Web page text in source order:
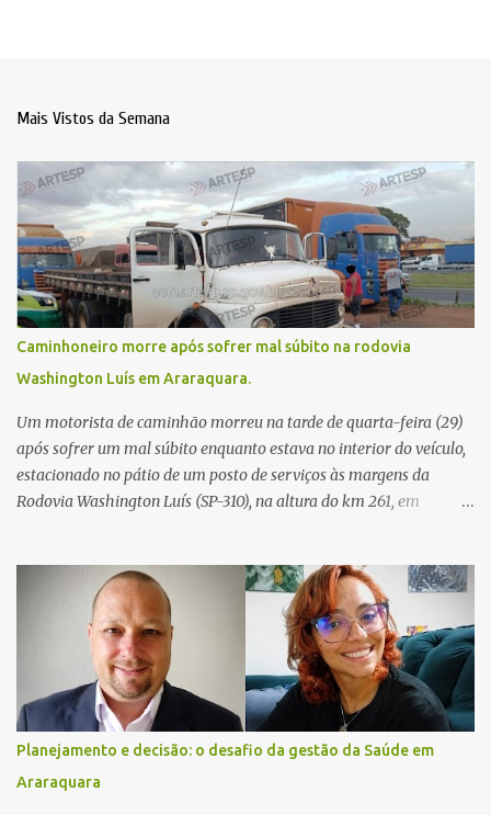
Mais Vistos da Semana
Caminhoneiro morre após sofrer mal súbito na rodovia
Washington Luís em Araraquara.
Um motorista de caminhão morreu na tarde de quarta-feira (29)
após sofrer um mal súbito enquanto estava no interior do veículo,
estacionado no pátio de um posto de serviços às margens da
Rodovia Washington Luís (SP-310), na altura do km 261, em
relatos de que havia um condutor inconsciente dentro de um
caminhão. Equipes de resgate foram rapidamente deslocadas ao
local e encontraram a vítima em parada cardiorrespiratória. Os
socorristas iniciaram imediatamente as manobras de reanimação
cardiopulmonar (RCP), porém, apesar de todos os esforços, o
motorista não respondeu aos procedimentos. Às 17h03, médicos
da Unidade de Suporte Avançado constataram o óbito da vítima.
Fonte: São Carlos Agora
Planejamento e decisão: o desafio da gestão da Saúde em
Araraquara